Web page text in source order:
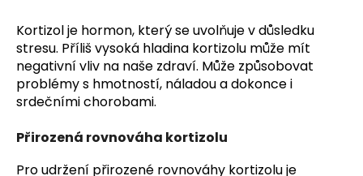
Kortizol je hormon, který se uvolňuje v důsledku
stresu. Příliš vysoká hladina kortizolu může mít
negativní vliv na naše zdraví. Může způsobovat
problémy s hmotností, náladou a dokonce i
srdečními chorobami.
Přirozená rovnováha kortizolu
Pro udržení přirozené rovnováhy kortizolu je